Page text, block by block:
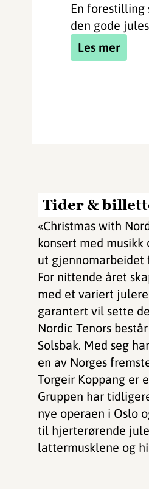
En forestilling
den gode
Les mer
Tider &
«Christmas with
konsert med
ut gjennomarbeidet
For nittende året
med et variert
garantert vil sette
Nordic Tenors
Solsbak. Med seg
en av Norges
Torgeir Koppang er
Gruppen har
nye operaen i Oslo
til hjerterørende
lattermusklene og